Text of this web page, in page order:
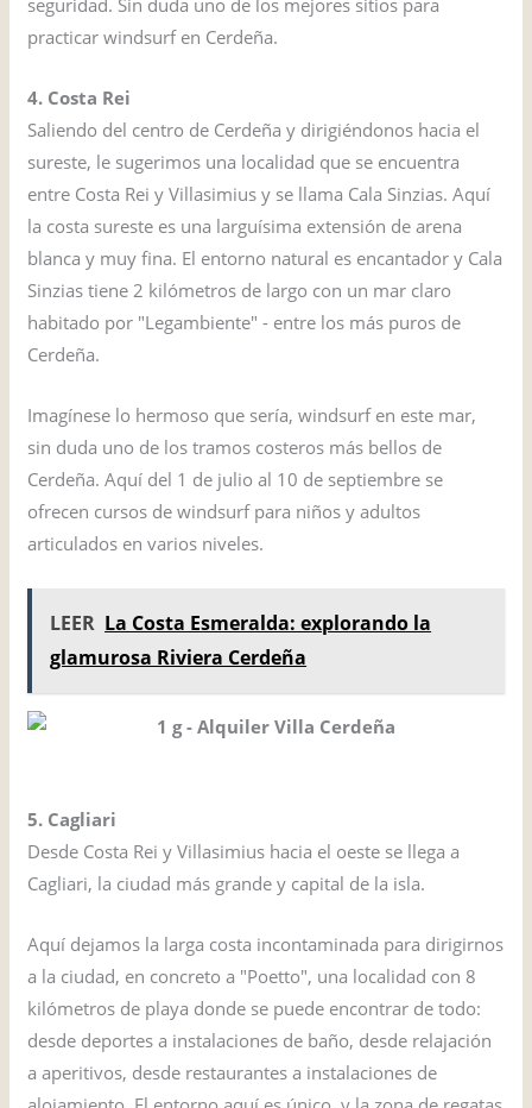
practicar windsurf en Cerdeña.
4. Costa Rei
Saliendo del centro de Cerdeña y dirigiéndonos hacia el
sureste, le sugerimos una localidad que se encuentra
entre Costa Rei y Villasimius y se llama Cala Sinzias. Aquí
la costa sureste es una larguísima extensión de arena
blanca y muy fina. El entorno natural es encantador y Cala
Sinzias tiene 2 kilómetros de largo con un mar claro
habitado por "Legambiente" - entre los más puros de
Cerdeña.
Imagínese lo hermoso que sería, windsurf en este mar,
sin duda uno de los tramos costeros más bellos de
Cerdeña. Aquí del 1 de julio al 10 de septiembre se
ofrecen cursos de windsurf para niños y adultos
articulados en varios niveles.
LEER La Costa Esmeralda: explorando la
glamurosa Riviera Cerdeña
5. Cagliari
Desde Costa Rei y Villasimius hacia el oeste se llega a
Cagliari, la ciudad más grande y capital de la isla.
Aquí dejamos la larga costa incontaminada para dirigirnos
a la ciudad, en concreto a "Poetto", una localidad con 8
kilómetros de playa donde se puede encontrar de todo:
desde deportes a instalaciones de baño, desde relajación
a aperitivos, desde restaurantes a instalaciones de